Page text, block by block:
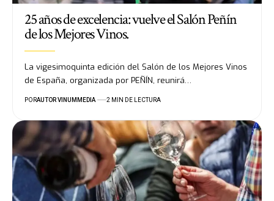
25 años de excelencia: vuelve el Salón Peñín
de los Mejores Vinos.
La vigesimoquinta edición del Salón de los Mejores Vinos
de España, organizada por PEÑÍN, reunirá…
PORAUTOR VINUMMEDIA 2 MIN DE LECTURA